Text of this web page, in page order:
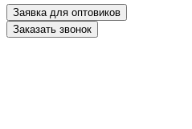
Заявка для оптовиков
Заказать звонок